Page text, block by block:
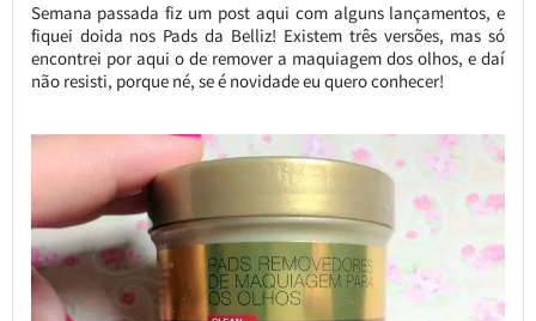
Semana passada fiz um post aqui com alguns lançamentos, e
fiquei doida nos Pads da Belliz! Existem três versões, mas só
encontrei por aqui o de remover a maquiagem dos olhos, e daí
não resisti, porque né, se é novidade eu quero conhecer!